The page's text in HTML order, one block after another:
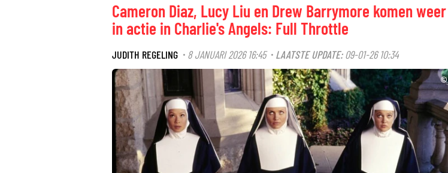
Cameron Diaz, Lucy Liu en Drew Barrymore komen weer
in actie in Charlie's Angels: Full Throttle
JUDITH REGELING · 8 JANUARI 2026 16:45· LAATSTE UPDATE: 09-01-26 10:34
©